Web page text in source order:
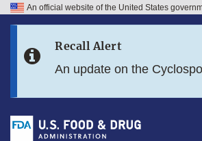
Skip to FDA Search
Skip to footer links
An official website of the United States
Recall Alert
An update on the